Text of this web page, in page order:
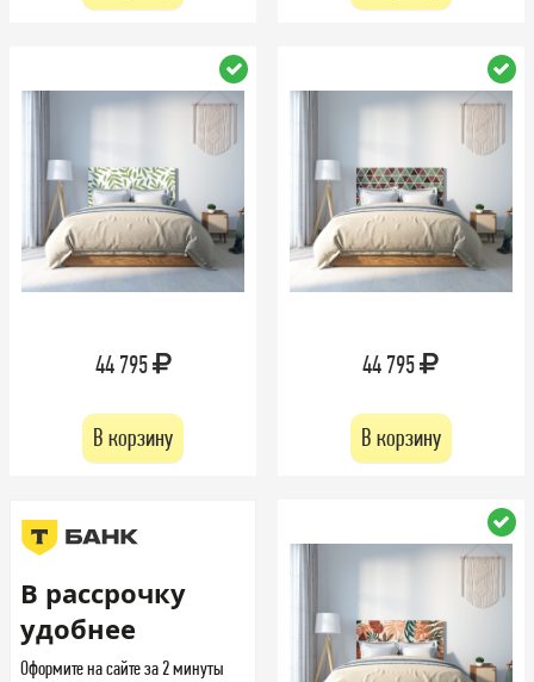
44 795
В корзину
44 795
В корзину
В рассрочку
удобнее
Оформите на сайте за 2 минуты